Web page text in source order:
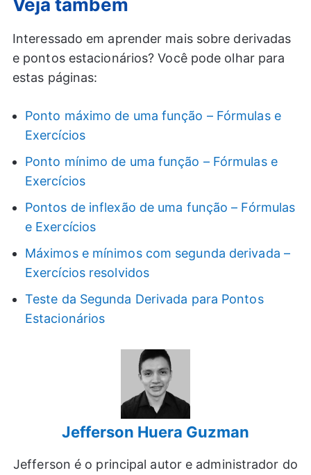
Veja também
Interessado em aprender mais sobre derivadas
e pontos estacionários? Você pode olhar para
estas páginas:
Ponto máximo de uma função – Fórmulas e
Exercícios
Ponto mínimo de uma função – Fórmulas e
Exercícios
Pontos de inflexão de uma função – Fórmulas
e Exercícios
Máximos e mínimos com segunda derivada –
Exercícios resolvidos
Teste da Segunda Derivada para Pontos
Estacionários
Jefferson Huera Guzman
Jefferson é o principal autor e administrador do